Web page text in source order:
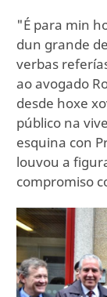
"É para min
dun grande
verbas
ao avogado
desde hoxe
público na
esquina con
louvou a
compromiso